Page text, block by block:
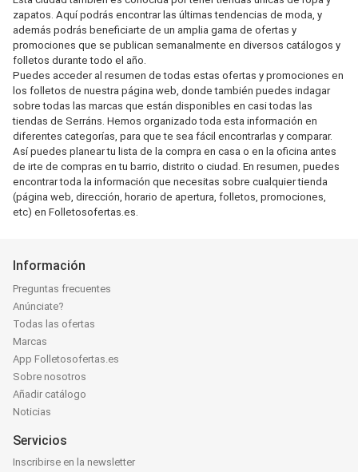
zapatos. Aquí podrás encontrar las últimas tendencias de moda, y
además podrás beneficiarte de un amplia gama de ofertas y
promociones que se publican semanalmente en diversos catálogos y
folletos durante todo el año.
Puedes acceder al resumen de todas estas ofertas y promociones en
los folletos de nuestra página web, donde también puedes indagar
sobre todas las marcas que están disponibles en casi todas las
tiendas de Serráns. Hemos organizado toda esta información en
diferentes categorías, para que te sea fácil encontrarlas y comparar.
Así puedes planear tu lista de la compra en casa o en la oficina antes
de irte de compras en tu barrio, distrito o ciudad. En resumen, puedes
encontrar toda la información que necesitas sobre cualquier tienda
(página web, dirección, horario de apertura, folletos, promociones,
etc) en Folletosofertas.es.
Información
Preguntas frecuentes
Anúnciate?
Todas las ofertas
Marcas
App Folletosofertas.es
Sobre nosotros
Añadir catálogo
Noticias
Servicios
Inscribirse en la newsletter